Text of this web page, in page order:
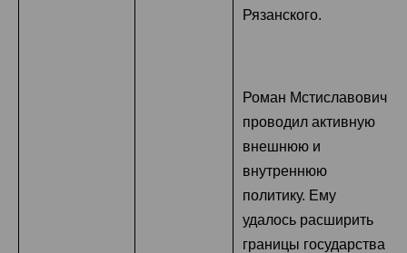
Рязанского.
Роман Мстиславович
проводил активную
внешнюю и
внутреннюю
политику. Ему
удалось расширить
границы государства